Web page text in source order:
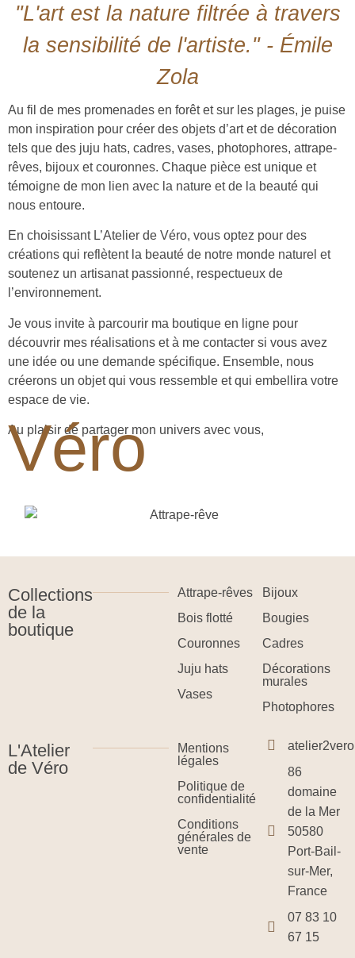
"L'art est la nature filtrée à travers
la sensibilité de l'artiste." - Émile
Zola
Au fil de mes promenades en forêt et sur les plages, je puise
mon inspiration pour créer des objets d’art et de décoration
tels que des juju hats, cadres, vases, photophores, attrape-
rêves, bijoux et couronnes. Chaque pièce est unique et
témoigne de mon lien avec la nature et de la beauté qui
nous entoure.
En choisissant L’Atelier de Véro, vous optez pour des
créations qui reflètent la beauté de notre monde naturel et
soutenez un artisanat passionné, respectueux de
l’environnement.
Je vous invite à parcourir ma boutique en ligne pour
découvrir mes réalisations et à me contacter si vous avez
une idée ou une demande spécifique. Ensemble, nous
créerons un objet qui vous ressemble et qui embellira votre
espace de vie.
Au plaisir de partager mon univers avec vous,
Véro
Collections
de la
boutique
Attrape-rêves
Bois flotté
Couronnes
Juju hats
Vases
Bijoux
Bougies
Cadres
Décorations
murales
Photophores
L'Atelier
de Véro
Mentions
légales
Politique de
confidentialité
Conditions
générales de
vente
86
domaine
de la Mer
50580
Port-Bail-
sur-Mer,
France
07 83 10
67 15